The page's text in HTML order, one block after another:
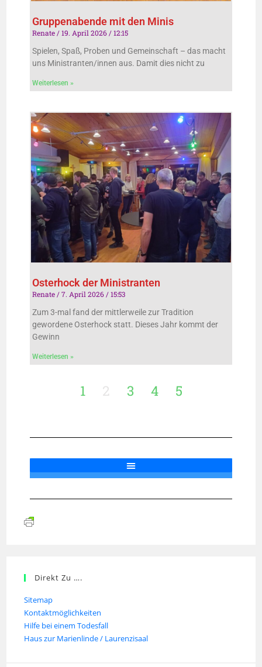
Gruppenabende mit den Minis
Renate 19. April 2026 12:15
Spielen, Spaß, Proben und Gemeinschaft – das macht
uns Ministranten/innen aus. Damit dies nicht zu
Weiterlesen »
Osterhock der Ministranten
Renate 7. April 2026 15:53
Zum 3-mal fand der mittlerweile zur Tradition
gewordene Osterhock statt. Dieses Jahr kommt der
Gewinn
Weiterlesen »
1 2 3 4 5
Direkt Zu ….
Sitemap
Kontaktmöglichkeiten
Hilfe bei einem Todesfall
Haus zur Marienlinde / Laurenzisaal